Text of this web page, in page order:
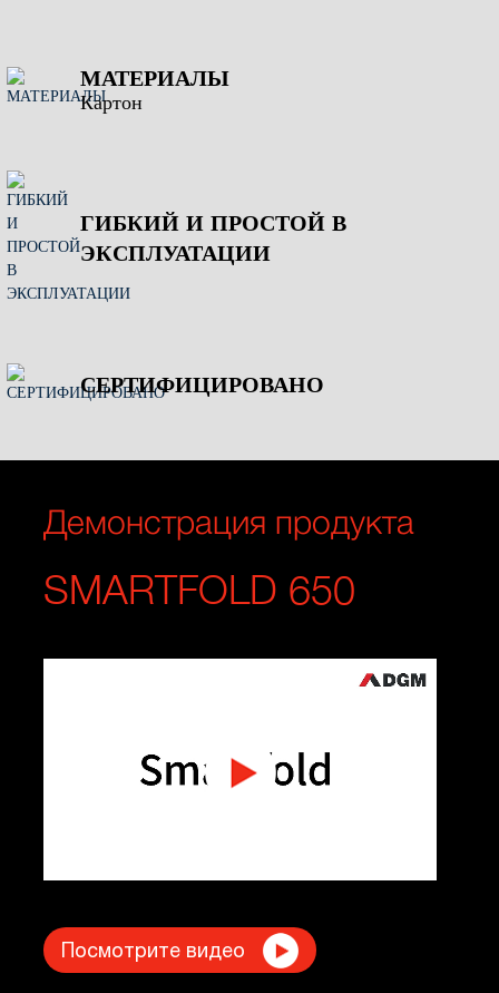
МАТЕРИАЛЫ
Картон
ГИБКИЙ И ПРОСТОЙ В
ЭКСПЛУАТАЦИИ
СЕРТИФИЦИРОВАНО
Демонстрация продукта
SMARTFOLD 650
Посмотрите видео